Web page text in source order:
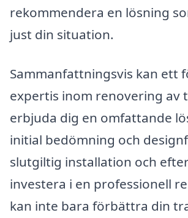
rekommendera en lösning
just din situation.
Sammanfattningsvis kan ett
expertis inom renovering av
erbjuda dig en omfattande
initial bedömning och
slutgiltig installation och
investera i en professionell
kan inte bara förbättra din